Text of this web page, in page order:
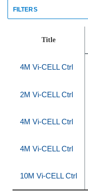
FILTERS
Title
4M Vi-CELL Ctrl
2M Vi-CELL Ctrl
4M Vi-CELL Ctrl
4M Vi-CELL Ctrl
10M Vi-CELL Ctrl